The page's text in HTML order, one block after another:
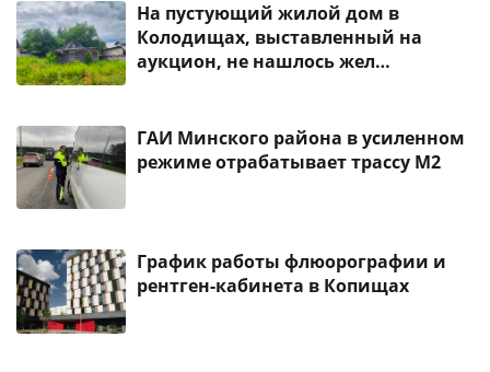
На пустующий жилой дом в
Колодищах, выставленный на
аукцион, не нашлось жел…
ГАИ Минского района в усиленном
режиме отрабатывает трассу М2
График работы флюорографии и
рентген-кабинета в Копищах